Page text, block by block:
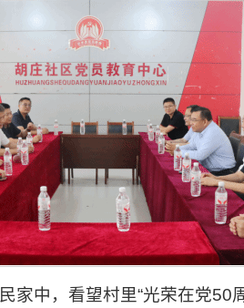
家中，看望村里“光荣在党50